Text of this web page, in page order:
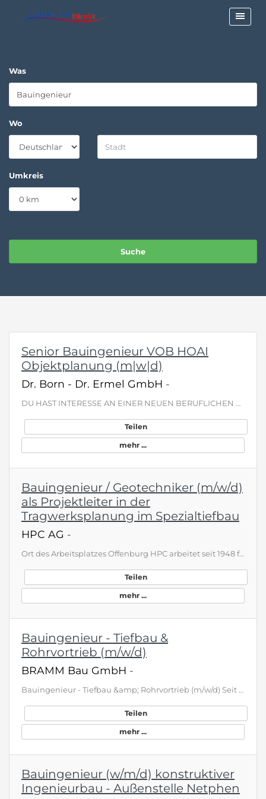
Was
Wo
Umkreis
Senior Bauingenieur VOB HOAI
Objektplanung (m|w|d)
Dr. Born - Dr. Ermel GmbH -
DU HAST INTERESSE AN EINER NEUEN BERUFLICHEN HERAUSFORDERUNG? Wir suchen zur Verstärkung unseres Teams in Frankfurt am Main nach erfahrenen Bauingenieuren (m|w|d) für unsere bundesweiten Projekte in der Objektplanung von Ingenieurbauwerken . WORAUF DU DICH FREUEN KANNST Unbefristete Festanstellung mit langfristiger Perspektive Arbeitgeberzuschuss zur betrieblichen Altersvorsorge Flexible Arbeitszeiten Ein teamorientiertes , respektvolles Arbeitsumfeld , in dem Leistung wertgeschätzt wird Intens…
Teilen
mehr ...
Bauingenieur / Geotechniker (m/w/d)
als Projektleiter in der
Tragwerksplanung im Spezialtiefbau
HPC AG -
Ort des Arbeitsplatzes Offenburg HPC arbeitet seit 1948 für die Menschen in ihrer Umwelt: Wir sind Fachplaner und Experten für Böden und Grundwasser, Mineral- und Trinkwasser, Baugrund, Geotechnik und Tragwerksplanung im Spezialtiefbau, Siedlungswasserwirtschaft, Abfallwirtschaft, Flora und Fauna, Genehmigungsverfahren, Geothermie, Gebäudeschadstoffe und Rückbau von Gebäuden, Standortbewertungen, Arbeitssicherheit, Rohstoffe, Straßenplanung und Bauüberwachung sowie vieles mehr. Das Thema Nachha…
Teilen
mehr ...
Bauingenieur - Tiefbau &
Rohrvortrieb (m/w/d)
BRAMM Bau GmbH -
Bauingenieur - Tiefbau &amp; Rohrvortrieb (m/w/d) Seit über 45 Jahren gehören wir zu den wichtigsten Spezialbauunternehmen für die grabenlose Verlegung und Sanierung von Rohren und Leitungen in Deutschland. Bei Bramm Bau planen und verlegen wir Rohre unter Straßen und Gewässern, damit Deutschland nicht den Anschluss verliert. Wir bohren wichtige Tunnel, verlegen bzw. sanieren Versorgungskanäle und Entsorgungskanäle, ohne die Umwelt oder Wohngebiete an der Oberfläche zu stören. Für diese wichtige Au…
Teilen
mehr ...
Bauingenieur (w/m/d) konstruktiver
Ingenieurbau - Außenstelle Netphen